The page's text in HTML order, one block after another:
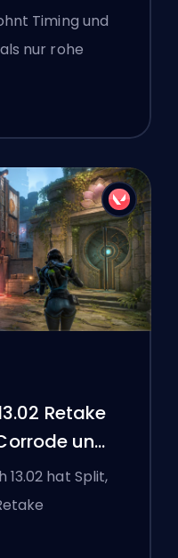
undTiming und
nur rohe
Retake
und
13.02 hat Split,